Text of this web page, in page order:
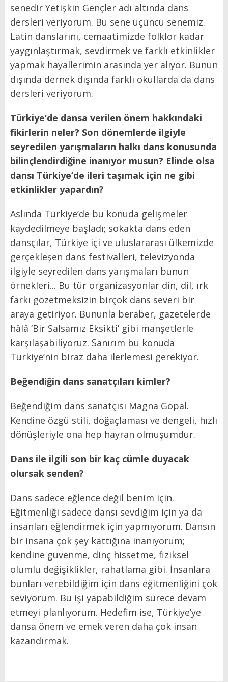
senedir Yetişkin Gençler adı altında dans
dersleri veriyorum. Bu sene üçüncü senemiz.
Latin danslarını, cemaatimizde folklor kadar
yaygınlaştırmak, sevdirmek ve farklı etkinlikler
yapmak hayallerimin arasında yer alıyor. Bunun
dışında dernek dışında farklı okullarda da dans
dersleri veriyorum.
Türkiye’de dansa verilen önem hakkındaki
fikirlerin neler? Son dönemlerde ilgiyle
seyredilen yarışmaların halkı dans konusunda
bilinçlendirdiğine inanıyor musun? Elinde olsa
dansı Türkiye’de ileri taşımak için ne gibi
etkinlikler yapardın?
Aslında Türkiye’de bu konuda gelişmeler
kaydedilmeye başladı; sokakta dans eden
dansçılar, Türkiye içi ve uluslararası ülkemizde
gerçekleşen dans festivalleri, televizyonda
ilgiyle seyredilen dans yarışmaları bunun
örnekleri... Bu tür organizasyonlar din, dil, ırk
farkı gözetmeksizin birçok dans severi bir
araya getiriyor. Bununla beraber, gazetelerde
hâlâ ‘Bir Salsamız Eksikti’ gibi manşetlerle
karşılaşabiliyoruz. Sanırım bu konuda
Türkiye’nin biraz daha ilerlemesi gerekiyor.
Beğendiğin dans sanatçıları kimler?
Beğendiğim dans sanatçısı Magna Gopal.
Kendine özgü stili, doğaçlaması ve dengeli, hızlı
dönüşleriyle ona hep hayran olmuşumdur.
Dans ile ilgili son bir kaç cümle duyacak
olursak senden?
Dans sadece eğlence değil benim için.
Eğitmenliği sadece dansı sevdiğim için ya da
insanları eğlendirmek için yapmıyorum. Dansın
bir insana çok şey kattığına inanıyorum;
kendine güvenme, dinç hissetme, fiziksel
olumlu değişiklikler, rahatlama gibi. İnsanlara
bunları verebildiğim için dans eğitmenliğini çok
seviyorum. Bu işi yapabildiğim sürece devam
etmeyi planlıyorum. Hedefim ise, Türkiye’ye
dansa önem ve emek veren daha çok insan
kazandırmak.